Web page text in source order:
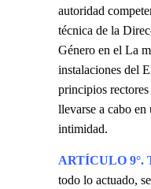
autoridad
técnica de la
Género en el La
instalaciones del
principios
llevarse a cabo
intimidad.
ARTÍCULO 9°.
todo lo actuado,